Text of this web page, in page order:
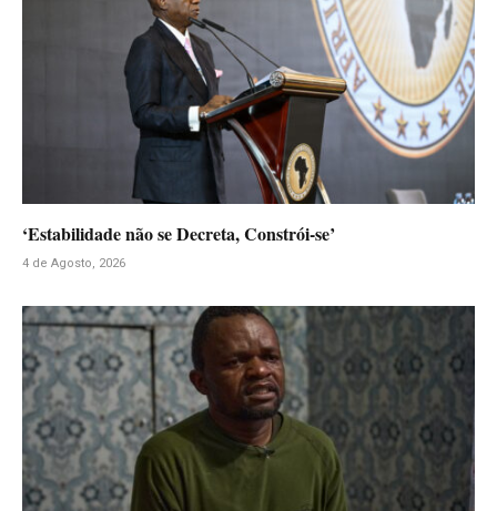
‘Estabilidade não se Decreta, Constrói-se’
4 de Agosto, 2026